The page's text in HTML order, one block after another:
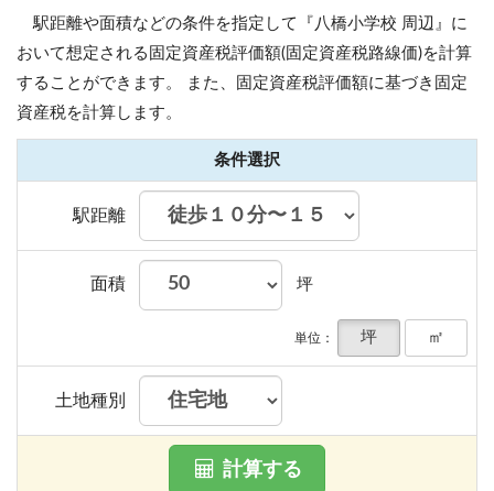
駅距離や面積などの条件を指定して『八橋小学校 周辺』に
おいて想定される固定資産税評価額(固定資産税路線価)を計算
することができます。
また、固定資産税評価額に基づき固定
資産税を計算します。
条件選択
駅距離
面積 坪
単位： 坪 ㎡
土地種別
計算する